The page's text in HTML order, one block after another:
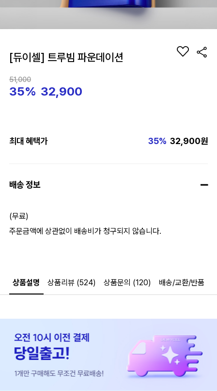
[듀이셀] 트루빔 파운데이션
51,000
35% 32,900
최대 혜택가 35% 32,900원
배송 정보
(무료)
주문금액에 상관없이 배송비가 청구되지 않습니다.
상품설명 상품리뷰 (524) 상품문의 (120) 배송/교환/반품